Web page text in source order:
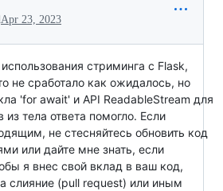
Apr 23, 2023
стриминга с Flask,
не сработало как ожидалось, но
'for await' и API ReadableStream для
из тела ответа помогло. Если
не стесняйтесь обновить код
или дайте мне знать, если
я внес свой вклад в ваш код,
слияние (pull request) или иным